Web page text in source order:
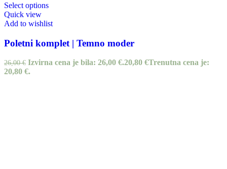
Select options
Quick view
Add to wishlist
Poletni komplet | Temno moder
26,00€ Izvirna cena je bila: 26,00 €.20,80 €Trenutna cena je:
20,80 €.